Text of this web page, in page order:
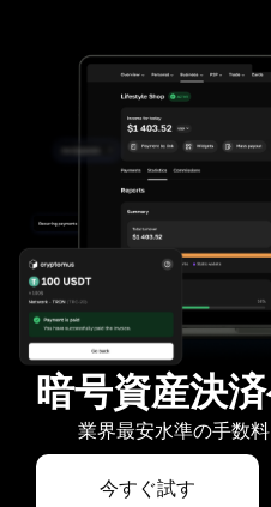
暗号資産決
業界最安水準の手数
今すぐ試す